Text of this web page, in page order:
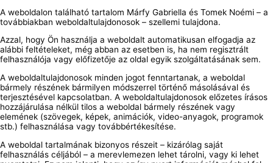
A weboldalon található tartalom Márfy Gabriella és Tomek Noémi – a
továbbiakban weboldaltulajdonosok – szellemi tulajdona.
Azzal, hogy Ön használja a weboldalt automatikusan elfogadja az
alábbi feltételeket, még abban az esetben is, ha nem regisztrált
felhasználója vagy előfizetője az oldal egyik szolgáltatásának sem.
A weboldaltulajdonosok minden jogot fenntartanak, a weboldal
bármely részének bármilyen módszerrel történő másolásával és
terjesztésével kapcsolatban. A weboldaltulajdonosok előzetes írásos
hozzájárulása nélkül tilos a weboldal bármely részének vagy
elemének (szövegek, képek, animációk, video-anyagok, programok
stb.) felhasználása vagy továbbértékesítése.
A weboldal tartalmának bizonyos részeit – kizárólag saját
felhasználás céljából – a merevlemezen lehet tárolni, vagy ki lehet